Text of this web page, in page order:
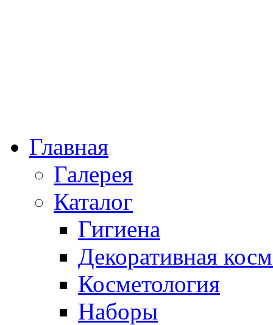
Главная
Галерея
Каталог
Гигиена
Декоративная
Косметология
Наборы